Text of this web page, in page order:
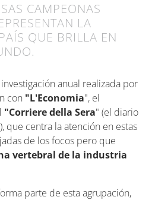
CAMPEONAS
LA
QUE BRILLA EN
anual realizada por
con "L'Economia", el
"Corriere della Sera" (el diario
que centra la atención en estas
de los focos pero que
vertebral de la industria
parte de esta agrupación,